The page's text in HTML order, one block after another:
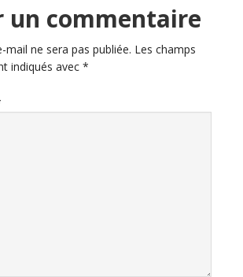
un commentaire
mail ne sera pas publiée. Les champs
indiqués avec *